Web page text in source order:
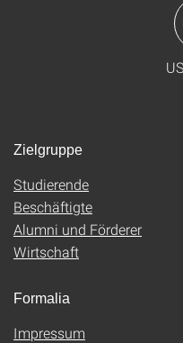
Zielgruppe
Studierende
Beschäftigte
Alumni und Förderer
Wirtschaft
Formalia
Impressum